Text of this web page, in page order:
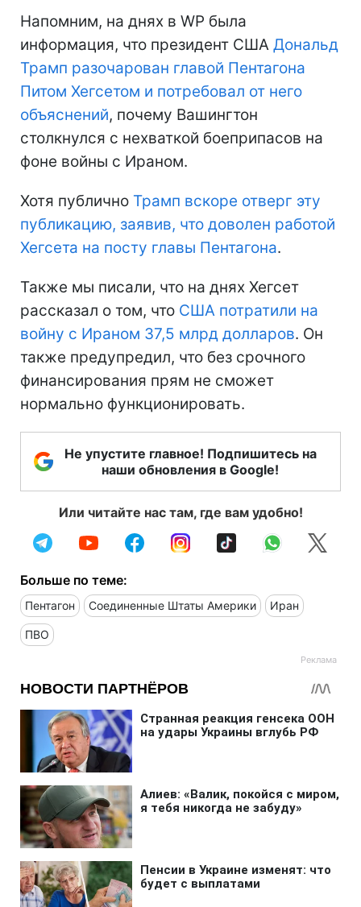
Напомним, на днях в WP была
информация, что президент США Дональд
Трамп разочарован главой Пентагона
Питом Хегсетом и потребовал от него
объяснений, почему Вашингтон
столкнулся с нехваткой боеприпасов на
фоне войны с Ираном.
Хотя публично Трамп вскоре отверг эту
публикацию, заявив, что доволен работой
Хегсета на посту главы Пентагона.
Также мы писали, что на днях Хегсет
рассказал о том, что США потратили на
войну с Ираном 37,5 млрд долларов. Он
также предупредил, что без срочного
финансирования прям не сможет
нормально функционировать.
Не упустите главное! Подпишитесь на
наши обновления в Google!
Или читайте нас там, где вам удобно!
Больше по теме:
Пентагон Соединенные Штаты Америки Иран
ПВО